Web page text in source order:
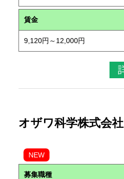
賃金
9,120円～12,000円
オザワ科学株式会社
NEW
募集職種